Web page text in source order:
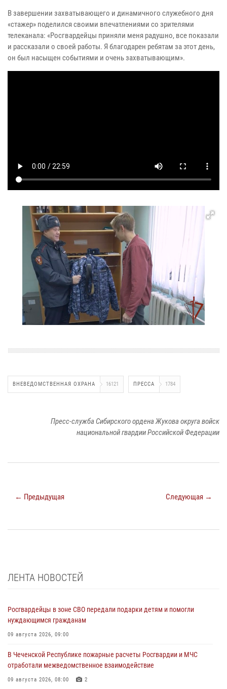
В завершении захватывающего и динамичного служебного дня
«стажер» поделился своими впечатлениями со зрителями
телеканала: «Росгвардейцы приняли меня радушно, все показали
и рассказали о своей работы. Я благодарен ребятам за этот день,
он был насыщен событиями и очень захватывающим».
ВНЕВЕДОМСТВЕННАЯ ОХРАНА 16121 ПРЕССА 1784
Пресс-служба Сибирского ордена Жукова округа войск
национальной гвардии Российской Федерации
← Предыдущая Следующая →
ЛЕНТА НОВОСТЕЙ
Росгвардейцы в зоне СВО передали подарки детям и помогли
нуждающимся гражданам
09 августа 2026, 09:00
В Чеченской Республике пожарные расчеты Росгвардии и МЧС
отработали межведомственное взаимодействие
09 августа 2026, 08:00 2